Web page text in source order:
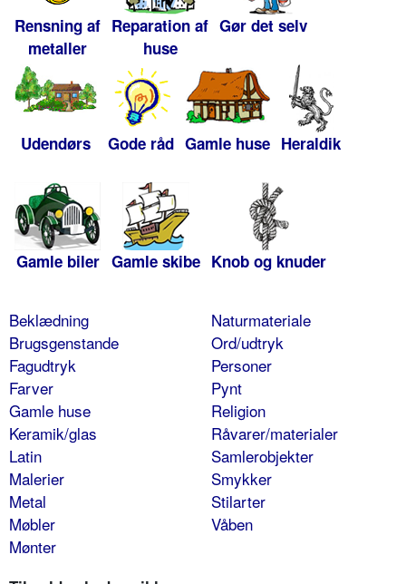
Rensning af
metaller
Reparation af
huse
Gør det selv
Udendørs Gode råd Gamle huse Heraldik
Gamle biler Gamle skibe Knob og knuder
Beklædning
Brugsgenstande
Fagudtryk
Farver
Gamle huse
Keramik/glas
Latin
Malerier
Metal
Møbler
Mønter
Naturmateriale
Ord/udtryk
Personer
Pynt
Religion
Råvarer/materialer
Samlerobjekter
Smykker
Stilarter
Våben